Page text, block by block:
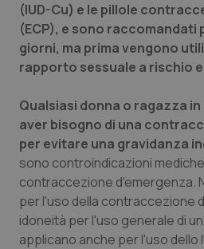
Valle D’Aosta
Veneto
Oncodermatologia
Oncoematologia
Oncologia & Nutrizione
Psoriasi & pelle
Quotidiano Cardiologia
Quotidiano Chirurgia
(IUD-Cu) e le pillole
(ECP), e sono raccomandati
giorni, ma prima vengono
rapporto sessuale a rischio
Qualsiasi donna o ragazza
aver bisogno di una
per evitare una gravidanza
sono controindicazioni
contraccezione d'emergenza.
per l'uso della contraccezione
idoneità per l'uso generale di un
applicano anche per l'uso dello